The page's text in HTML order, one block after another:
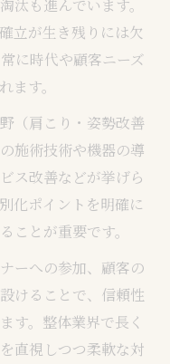
汰も進んでいます。
立が生き残りには欠
に時代や顧客ニーズ
ます。
（肩こり・姿勢改善
施術技術や機器の導
ス改善などが挙げら
化ポイントを明確に
ことが重要です。
ーへの参加、顧客の
けることで、信頼性
す。整体業界で長く
直視しつつ柔軟な対